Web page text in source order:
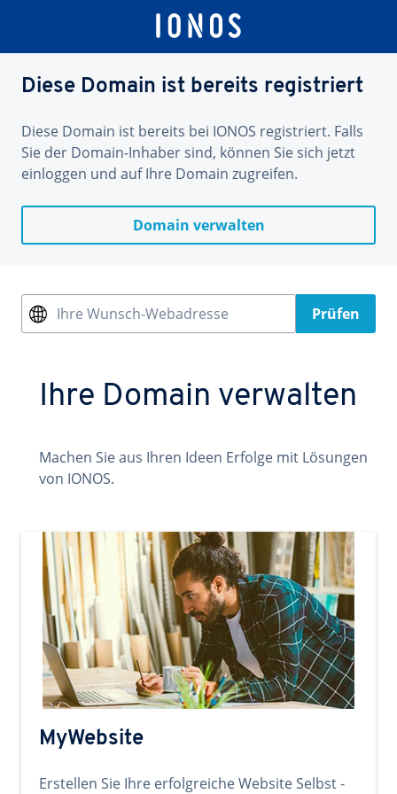
Diese Domain ist bereits registriert
Diese Domain ist bereits bei IONOS registriert. Falls
Sie der Domain-Inhaber sind, können Sie sich jetzt
einloggen und auf Ihre Domain zugreifen.
Domain verwalten
Ihre Wunsch-Webadresse Prüfen
Ihre Domain verwalten
Machen Sie aus Ihren Ideen Erfolge mit Lösungen
von IONOS.
MyWebsite
Erstellen Sie Ihre erfolgreiche Website Selbst -